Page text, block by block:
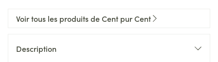
Voir tous les produits de Cent pur Cent
Description